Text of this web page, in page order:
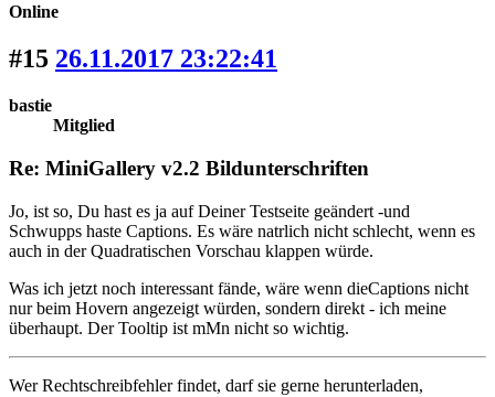
Online
#15 26.11.2017 23:22:41
bastie
Mitglied
Re: MiniGallery v2.2 Bildunterschriften
Jo, ist so, Du hast es ja auf Deiner Testseite geändert -und
Schwupps haste Captions. Es wäre natrlich nicht schlecht, wenn es
auch in der Quadratischen Vorschau klappen würde.
Was ich jetzt noch interessant fände, wäre wenn dieCaptions nicht
nur beim Hovern angezeigt würden, sondern direkt - ich meine
überhaupt. Der Tooltip ist mMn nicht so wichtig.
Wer Rechtschreibfehler findet, darf sie gerne herunterladen,